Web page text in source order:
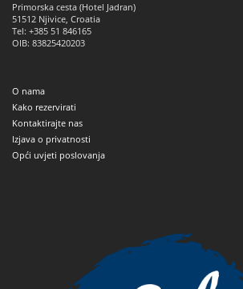
Primorska cesta (Hotel Jadran)
51512 Njivice, Croatia
Tel: +385 51 846165
OIB: 83825420203
O nama
Kako rezervirati
Kontaktirajte nas
Izjava o privatnosti
Opći uvjeti poslovanja